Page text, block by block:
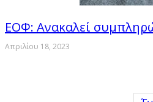
ΕΟΦ: Ανακαλεί
Απριλίου 18, 2023